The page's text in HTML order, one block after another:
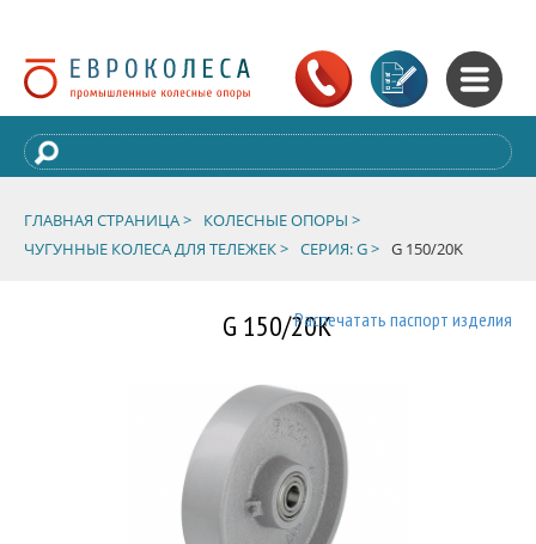
ГЛАВНАЯ СТРАНИЦА >
КОЛЕСНЫЕ ОПОРЫ >
ЧУГУННЫЕ КОЛЕСА ДЛЯ ТЕЛЕЖЕК > СЕРИЯ: G > G 150/20K
G 150/20KРаспечатать паспорт изделия